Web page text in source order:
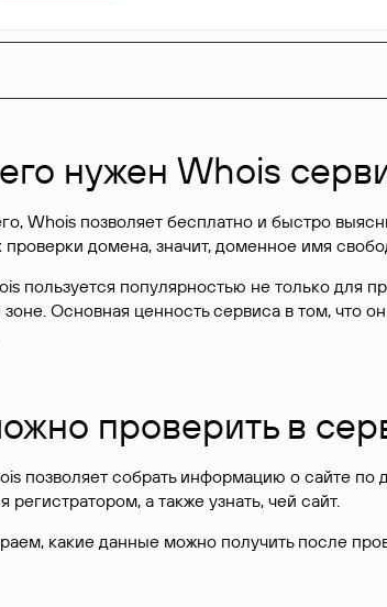
нужен Whois
Whois позволяет бесплатно и быстро
проверки домена, значит, доменное имя
пользуется популярностью не только для
Основная ценность сервиса в том, что
проверить в
позволяет собрать информацию о сайте по
регистратором, а также узнать, чей сайт.
какие данные можно получить после